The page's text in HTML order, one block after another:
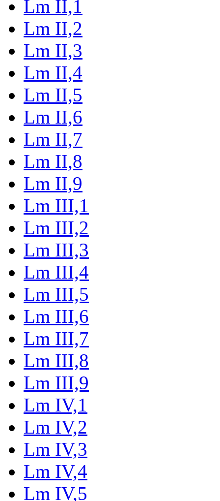
Lm II,1
Lm II,2
Lm II,3
Lm II,4
Lm II,5
Lm II,6
Lm II,7
Lm II,8
Lm II,9
Lm III,1
Lm III,2
Lm III,3
Lm III,4
Lm III,5
Lm III,6
Lm III,7
Lm III,8
Lm III,9
Lm IV,1
Lm IV,2
Lm IV,3
Lm IV,4
Lm IV,5